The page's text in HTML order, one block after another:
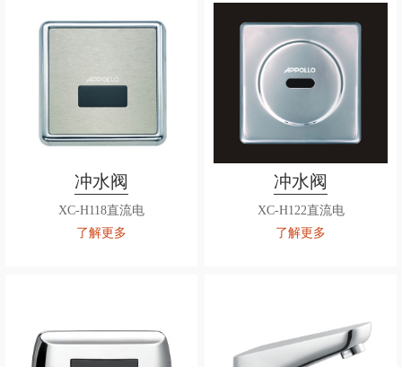
冲水阀
XC-H118直流电
了解更多
冲水阀
XC-H122直流电
了解更多